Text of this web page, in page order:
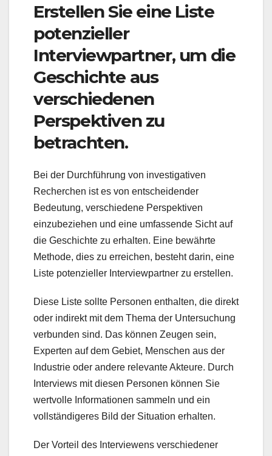
Erstellen Sie eine Liste
potenzieller
Interviewpartner, um die
Geschichte aus
verschiedenen
Perspektiven zu
betrachten.
Bei der Durchführung von investigativen
Recherchen ist es von entscheidender
Bedeutung, verschiedene Perspektiven
einzubeziehen und eine umfassende Sicht auf
die Geschichte zu erhalten. Eine bewährte
Methode, dies zu erreichen, besteht darin, eine
Liste potenzieller Interviewpartner zu erstellen.
Diese Liste sollte Personen enthalten, die direkt
oder indirekt mit dem Thema der Untersuchung
verbunden sind. Das können Zeugen sein,
Experten auf dem Gebiet, Menschen aus der
Industrie oder andere relevante Akteure. Durch
Interviews mit diesen Personen können Sie
wertvolle Informationen sammeln und ein
vollständigeres Bild der Situation erhalten.
Der Vorteil des Interviewens verschiedener